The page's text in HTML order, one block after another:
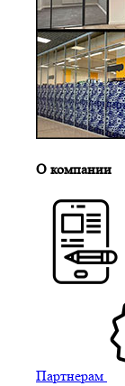
О компании
Партнерам